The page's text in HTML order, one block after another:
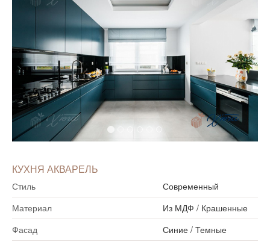
КУХНЯ АКВАРЕЛЬ
Стиль
Современный
Материал
Из МДФ / Крашенные
Фасад
Синие/ Темные